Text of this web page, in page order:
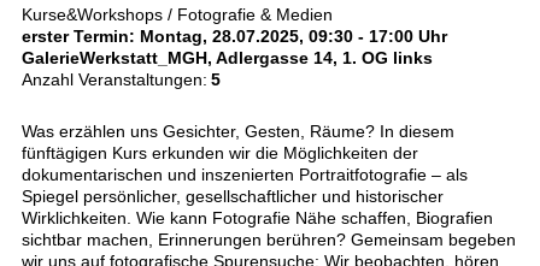
Kurse&Workshops / Fotografie & Medien
erster Termin: Montag, 28.07.2025, 09:30 - 17:00 Uhr
GalerieWerkstatt_MGH, Adlergasse 14, 1. OG links
Anzahl Veranstaltungen: 5
Was erzählen uns Gesichter, Gesten, Räume? In diesem
fünftägigen Kurs erkunden wir die Möglichkeiten der
dokumentarischen und inszenierten Portraitfotografie – als
Spiegel persönlicher, gesellschaftlicher und historischer
Wirklichkeiten. Wie kann Fotografie Nähe schaffen, Biografien
sichtbar machen, Erinnerungen berühren? Gemeinsam begeben
wir uns auf fotografische Spurensuche: Wir beobachten, hören